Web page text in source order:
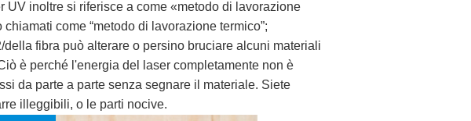
inoltre si riferisce a come «metodo di lavorazione
come “metodo di lavorazione termico”;
fibra può alterare o persino bruciare alcuni materiali
è perché l'energia del laser completamente non è
da parte a parte senza segnare il materiale. Siete
illeggibili, o le parti nocive.